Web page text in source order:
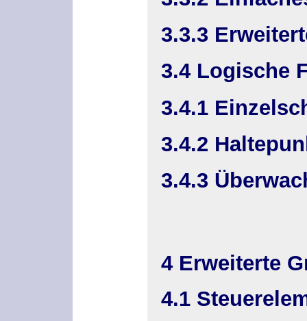
3.3.3
3.4 Logische
3.4.1
3.4.2
3.4.3
4 Erweiterte
4.1